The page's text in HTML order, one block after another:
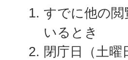
すでに他の閲
いるとき
閉庁日（土曜